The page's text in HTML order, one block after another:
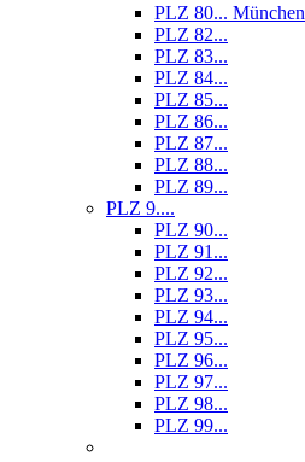
PLZ 80... München
PLZ 82...
PLZ 83...
PLZ 84...
PLZ 85...
PLZ 86...
PLZ 87...
PLZ 88...
PLZ 89...
PLZ 9....
PLZ 90...
PLZ 91...
PLZ 92...
PLZ 93...
PLZ 94...
PLZ 95...
PLZ 96...
PLZ 97...
PLZ 98...
PLZ 99...